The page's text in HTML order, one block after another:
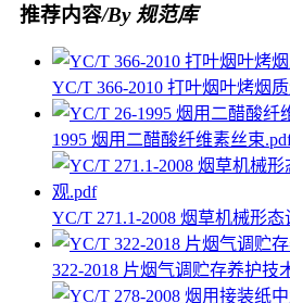
推荐内容/By 规范库
YC/T 366-2010 打叶烟叶烤烟
1995 烟用二醋酸纤维素丝束
YC/T 271.1-2008 烟草机械形
322-2018 片烟气调贮存养护技